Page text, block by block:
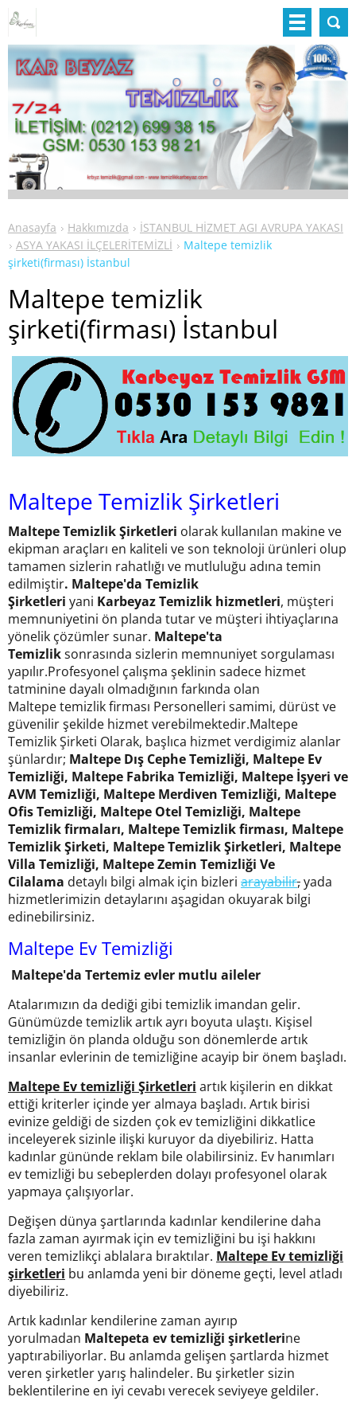
Anasayfa Hakkımızda
İSTANBUL HİZMET AGI AVRUPA YAKASI
ASYA YAKASI İLÇELERİTEMİZLİ
Maltepe temizlik
şirketi(firması) İstanbul
Maltepe temizlik
şirketi(firması) İstanbul
Maltepe Temizlik Şirketleri
Maltepe Temizlik Şirketleri olarak kullanılan makine ve
ekipman araçları en kaliteli ve son teknoloji ürünleri olup
tamamen sizlerin rahatlığı ve mutluluğu adına temin
edilmiştir. Maltepe'da Temizlik
Şirketleri yani Karbeyaz Temizlik hizmetleri, müşteri
memnuniyetini ön planda tutar ve müşteri ihtiyaçlarına
yönelik çözümler sunar. Maltepe'ta
Temizliksonrasında sizlerin memnuniyet sorgulaması
yapılır.Profesyonel çalışma şeklinin sadece hizmet
tatminine dayalı olmadığının farkında olan
Maltepe temizlik firması Personelleri samimi, dürüst ve
güvenilir şekilde hizmet verebilmektedir.Maltepe
Temizlik Şirketi Olarak, başlıca hizmet verdigimiz alanlar
şünlardır; Maltepe Dış Cephe Temizliği, Maltepe Ev
Temizliği, Maltepe Fabrika Temizliği, Maltepe İşyeri ve
AVM Temizliği, Maltepe Merdiven Temizliği, Maltepe
Ofis Temizliği, Maltepe Otel Temizliği, Maltepe
Temizlik firmaları, Maltepe Temizlik firması, Maltepe
Temizlik Şirketi, Maltepe Temizlik Şirketleri, Maltepe
Villa Temizliği, Maltepe Zemin Temizliği Ve
Cilalama detaylı bilgi almak için bizleri arayabilir,yada
hizmetlerimizin detaylarını aşagidan okuyarak bilgi
edinebilirsiniz.
Maltepe Ev Temizliği
Maltepe'da Tertemiz evler mutlu aileler
Atalarımızın da dediği gibi temizlik imandan gelir.
Günümüzde temizlik artık ayrı boyuta ulaştı. Kişisel
temizliğin ön planda olduğu son dönemlerde artık
insanlar evlerinin de temizliğine acayip bir önem başladı.
Maltepe Ev temizliği Şirketleri artık kişilerin en dikkat
ettiği kriterler içinde yer almaya başladı. Artık birisi
evinize geldiği de sizden çok ev temizliğini dikkatlice
inceleyerek sizinle ilişki kuruyor da diyebiliriz. Hatta
kadınlar gününde reklam bile olabilirsiniz. Ev hanımları
ev temizliği bu sebeplerden dolayı profesyonel olarak
yapmaya çalışıyorlar.
Değişen dünya şartlarında kadınlar kendilerine daha
fazla zaman ayırmak için ev temizliğini bu işi hakkını
veren temizlikçi ablalara bıraktılar. Maltepe Ev temizliği
şirketleri bu anlamda yeni bir döneme geçti, level atladı
diyebiliriz.
Artık kadınlar kendilerine zaman ayırıp
yorulmadan Maltepeta ev temizliği şirketlerine
yaptırabiliyorlar. Bu anlamda gelişen şartlarda hizmet
veren şirketler yarış halindeler. Bu şirketler sizin
beklentilerine en iyi cevabı verecek seviyeye geldiler.